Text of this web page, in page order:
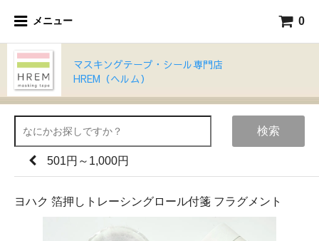
メニュー 0
マスキングテープ・シール専門店
HREM（ヘルム）
検索
501円～1,000円
ヨハク 箔押しトレーシングロール付箋 フラグメント